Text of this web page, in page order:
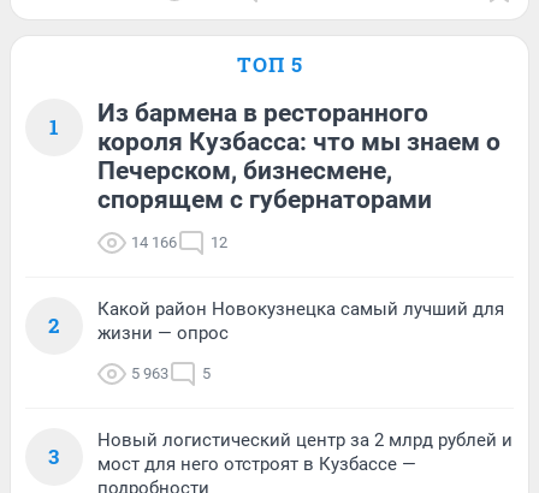
ТОП 5
1
Из бармена в ресторанного
короля Кузбасса: что мы знаем о
Печерском, бизнесмене,
спорящем с губернаторами
14 166 12
2
Какой район Новокузнецка самый лучший для
жизни — опрос
5 963 5
3
Новый логистический центр за 2 млрд рублей и
мост для него отстроят в Кузбассе —
подробности